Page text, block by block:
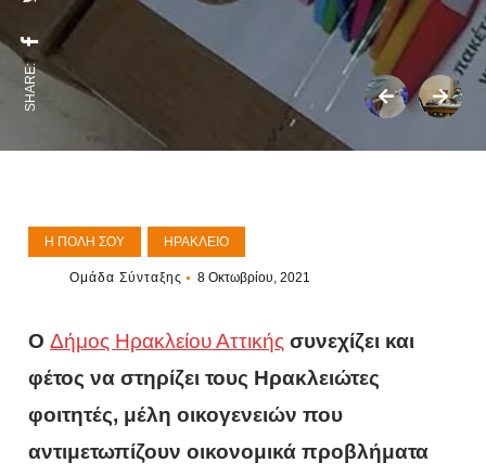
SHARE:
Η ΠΌΛΗ ΣΟΥ ΗΡΆΚΛΕΙΟ
Ομάδα Σύνταξης 8 Οκτωβρίου, 2021
ΟΔήμος Ηρακλείου Αττικής συνεχίζει και
φέτος να στηρίζει τους Ηρακλειώτες
φοιτητές, μέλη οικογενειών που
αντιμετωπίζουν οικονομικά προβλήματα